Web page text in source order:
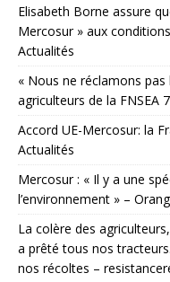
Elisabeth Borne assure
Mercosur » aux
Actualités
« Nous ne réclamons
agriculteurs de la FNSEA
Accord UE-Mercosur: la
Actualités
Mercosur : « Il y a une
l’environnement » –
La colère des
a prêté tous nos
nos récoltes –